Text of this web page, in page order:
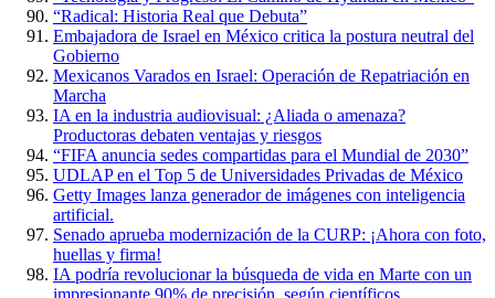
“Radical: Historia Real que Debuta”
Embajadora de Israel en México critica la postura neutral del
Gobierno
Mexicanos Varados en Israel: Operación de Repatriación en
Marcha
IA en la industria audiovisual: ¿Aliada o amenaza?
Productoras debaten ventajas y riesgos
“FIFA anuncia sedes compartidas para el Mundial de 2030”
UDLAP en el Top 5 de Universidades Privadas de México
Getty Images lanza generador de imágenes con inteligencia
artificial.
Senado aprueba modernización de la CURP: ¡Ahora con foto,
huellas y firma!
IA podría revolucionar la búsqueda de vida en Marte con un
impresionante 90% de precisión, según científicos